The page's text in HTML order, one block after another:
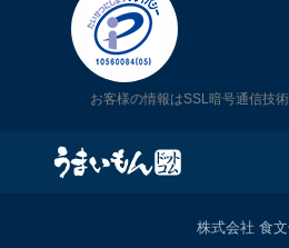
お客様の情報はSSL暗号通信技
株式会社 食